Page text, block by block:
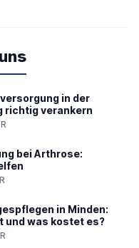
in der
richtig verankern
bei Arthrose:
in Minden:
und was kostet es?